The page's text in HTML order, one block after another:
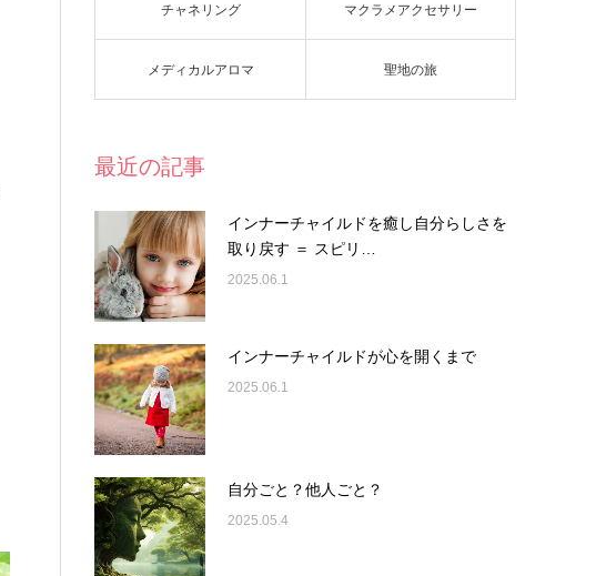
チャネリング マクラメアクセサリー
メディカルアロマ 聖地の旅
最近の記事
インナーチャイルドを癒し自分らしさを
取り戻す ＝ スピリ…
2025.06.1
インナーチャイルドが心を開くまで
2025.06.1
自分ごと？他人ごと？
2025.05.4